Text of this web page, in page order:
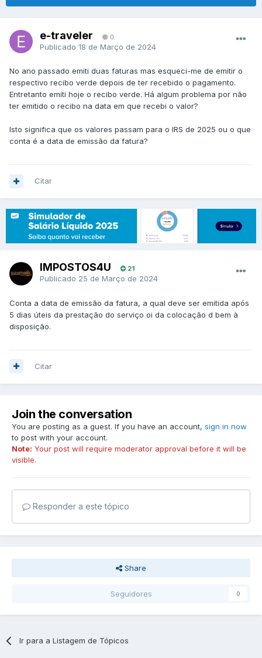
e-traveler 0
Publicado 18 de Março de 2024
No ano passado emiti duas faturas mas esqueci-me de emitir o
respectivo recibo verde depois de ter recebido o pagamento.
Entretanto emiti hoje o recibo verde. Há algum problema por não
ter emitido o recibo na data em que recebi o valor?
Isto significa que os valores passam para o IRS de 2025 ou o que
conta é a data de emissão da fatura?
Citar
IMPOSTOS4U 21
Publicado 25 de Março de 2024
Conta a data de emissão da fatura, a qual deve ser emitida após
5 dias úteis da prestação do serviço oi da colocação d bem à
disposição.
Citar
Join the conversation
You are posting as a guest. If you have an account, sign in now
to post with your account.
Note: Your post will require moderator approval before it will be
visible.
Responder a este tópico
Share
Seguidores 0
Ir para a Listagem de Tópicos